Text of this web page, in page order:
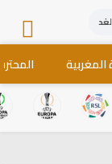
المغربية